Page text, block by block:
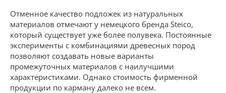
Отменное качество подложек из натуральных
материалов отмечают у немецкого бренда Steico,
который существует уже более полувека. Постоянные
эксперименты с комбинациями древесных пород
позволяют создавать новые варианты
промежуточных материалов с наилучшими
характеристиками. Однако стоимость фирменной
продукции по карману далеко не всем.